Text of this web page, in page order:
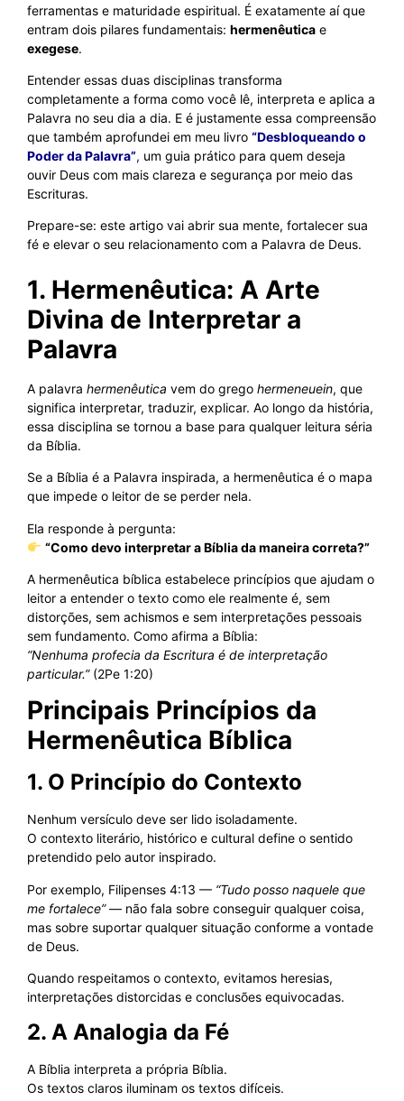
ferramentas e maturidade espiritual. É exatamente aí que
entram dois pilares fundamentais: hermenêutica e
exegese.
Entender essas duas disciplinas transforma
completamente a forma como você lê, interpreta e aplica a
Palavra no seu dia a dia. E é justamente essa compreensão
que também aprofundei em meu livro “Desbloqueando o
Poder da Palavra”, um guia prático para quem deseja
ouvir Deus com mais clareza e segurança por meio das
Escrituras.
Prepare-se: este artigo vai abrir sua mente, fortalecer sua
fé e elevar o seu relacionamento com a Palavra de Deus.
1. Hermenêutica: A Arte
Divina de Interpretar a
Palavra
A palavra hermenêutica vem do grego hermeneuein, que
significa interpretar, traduzir, explicar. Ao longo da história,
essa disciplina se tornou a base para qualquer leitura séria
da Bíblia.
Se a Bíblia é a Palavra inspirada, a hermenêutica é o mapa
que impede o leitor de se perder nela.
Ela responde à pergunta:
“Como devo interpretar a Bíblia da maneira correta?”
A hermenêutica bíblica estabelece princípios que ajudam o
leitor a entender o texto como ele realmente é, sem
distorções, sem achismos e sem interpretações pessoais
sem fundamento. Como afirma a Bíblia:
“Nenhuma profecia da Escritura é de interpretação
particular.”(2Pe 1:20)
Principais Princípios da
Hermenêutica Bíblica
1. O Princípio do Contexto
Nenhum versículo deve ser lido isoladamente.
O contexto literário, histórico e cultural define o sentido
pretendido pelo autor inspirado.
Por exemplo, Filipenses 4:13 — “Tudo posso naquele que
me fortalece”— não fala sobre conseguir qualquer coisa,
mas sobre suportar qualquer situação conforme a vontade
de Deus.
Quando respeitamos o contexto, evitamos heresias,
interpretações distorcidas e conclusões equivocadas.
2. A Analogia da Fé
A Bíblia interpreta a própria Bíblia.
Os textos claros iluminam os textos difíceis.